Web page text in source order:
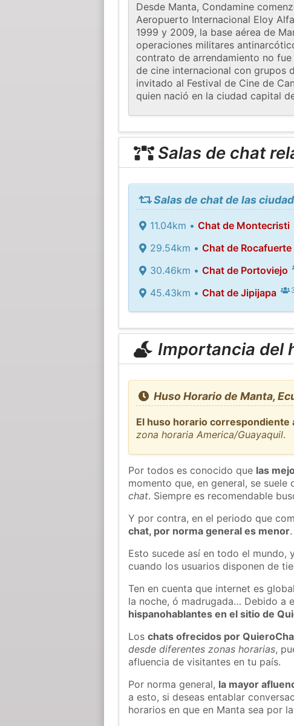
Desde Manta, Condamine
Aeropuerto Internacional Eloy
1999 y 2009, la base aérea de
operaciones militares
contrato de arrendamiento no
de cine internacional con grupos
invitado al Festival de Cine de
quien nació en la ciudad capital
Salas de chat
Salas de chat de las
11.04km • Chat de Montecristi
29.54km • Chat de Rocafuerte
30.46km • Chat de Portoviejo
45.43km • Chat de Jipijapa
Importancia del
Huso Horario de Manta,
El huso horario correspondiente
zona horaria America/Guayaquil.
Por todos es conocido que las
momento que, en general, se
chat. Siempre es recomendable
Y por contra, en el periodo que
chat, por norma general es menor.
Esto sucede así en todo el
cuando los usuarios disponen de
Ten en cuenta que internet es
la noche, ó madrugada… Debido a
hispanohablantes en el sitio de
Loschats ofrecidos por
desde diferentes zonas horarias,
afluencia de visitantes en tu país.
Por norma general, la mayor
a esto, si deseas entablar
horarios en que en Manta sea por